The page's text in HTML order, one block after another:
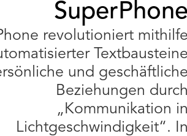
revolutioniert
und
Beziehungen
„Kommunikation
Lichtgeschwindigkeit“.